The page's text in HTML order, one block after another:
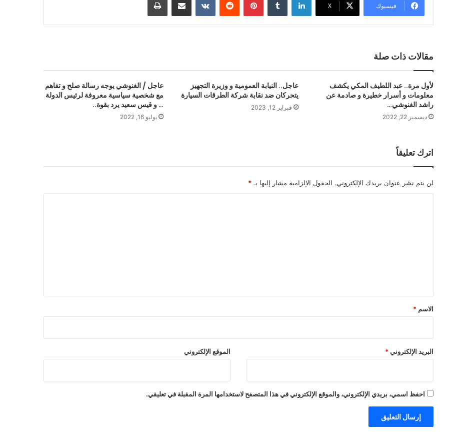
فيسبوك X
مقالات ذات صلة
لأول مرة.. عبد اللطيف المكي يكشف
معلومات و أسرار خطيرة و صادمة عن
راشد الغنوشي…
ديسمبر 22, 2022
عاجل.. النيابة العمومية و وزيرة التجهيز
يتحركان ضد نقابة شركة الطرقات السيارة
فبراير 12, 2023
عاجل / الغنوشي يوجه رسالة صلح و تفاهم
مع شخصية سياسية معروفة لرئيس الدولة
… و قيس سعيد يرد بقوة..
يوليو 16, 2022
اترك تعليقاً
لن يتم نشر عنوان بريدك الإلكتروني. الحقول الإلزامية مشار إليها بـ *
*
الاسم *
البريد الإلكتروني * الموقع الإلكتروني
احفظ اسمي، بريدي الإلكتروني، والموقع الإلكتروني في هذا المتصفح لاستخدامها المرة المقبلة في تعليقي.